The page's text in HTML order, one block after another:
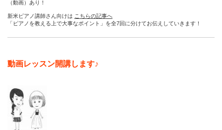
（動画）あり！
新米ピアノ講師さん向けは こちらの記事へ
「ピアノを教える上で大事なポイント」を全7回に分けてお伝えしていきます！
動画レッスン開講します♪